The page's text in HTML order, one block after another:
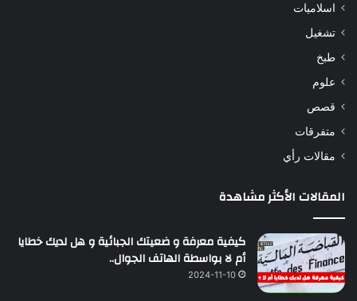
اسلاميات
تشغيل
طبخ
علوم
قصص
متفرقات
مقالات رأي
المقالات الأكثر مشاهدة
كيفية معرفة و ضعيتك الجبائية و هل لديك خطايا
أم لا بواسطة الهاتف الجوال..
2024-11-10